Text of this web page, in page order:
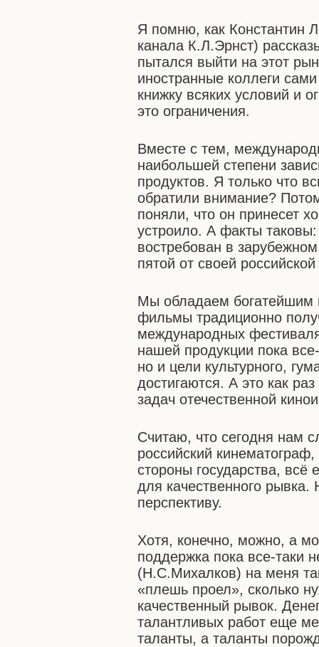
Я помню, как Константин
канала К.Л.Эрнст)
пытался выйти на этот
иностранные коллеги
книжку всяких условий и
это ограничения.
Вместе с тем,
наибольшей степени
продуктов. Я только что
обратили внимание?
поняли, что он принесет
устроило. А факты
востребован в
пятой от своей
Мы обладаем богатейшим
фильмы традиционно
международных
нашей продукции пока
но и цели культурного,
достигаются. А это как
задач отечественной
Считаю, что сегодня нам
российский
стороны государства, всё
для качественного
перспективу.
Хотя, конечно, можно, а
поддержка пока все-таки
(Н.С.Михалков) на меня
«плешь проел», сколько
качественный рывок.
талантливых работ еще
таланты, а таланты